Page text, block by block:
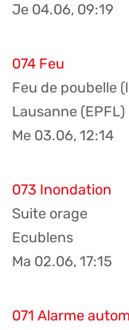
Je 04.06, 09:19
074 Feu
Feu de poubelle
Lausanne (EPFL)
Me 03.06, 12:14
073 Inondation
Suite orage
Ecublens
Ma 02.06, 17:15
071 Alarme